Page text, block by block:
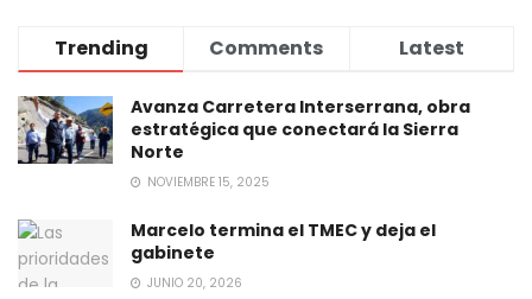
Trending Comments Latest
Avanza Carretera Interserrana, obra
estratégica que conectará la Sierra
Norte
NOVIEMBRE 15, 2025
Marcelo termina el TMEC y deja el
gabinete
JUNIO 20, 2026